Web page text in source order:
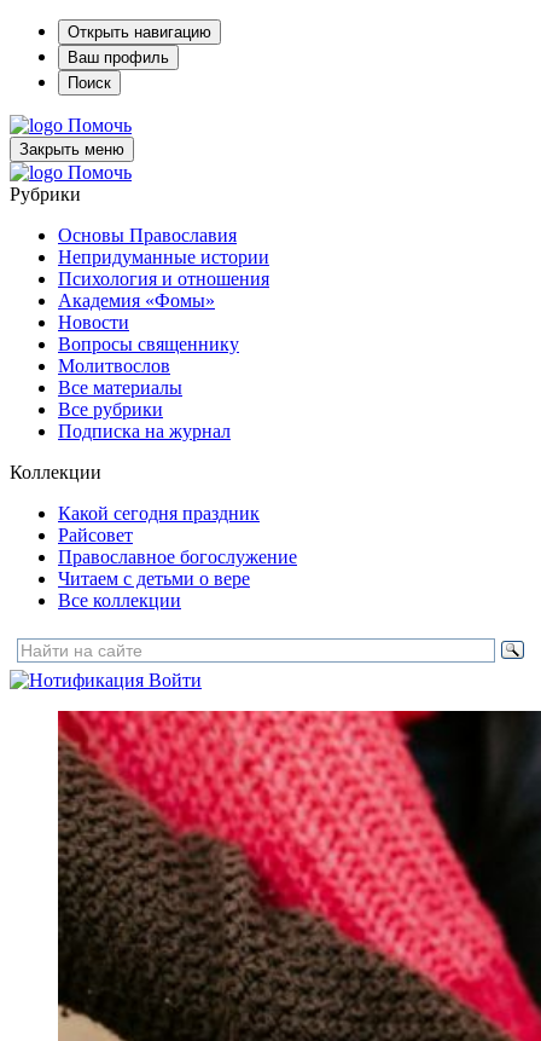
Открыть навигацию
Ваш профиль
Поиск
Помочь
Закрыть меню
Помочь
Рубрики
Основы Православия
Непридуманные истории
Психология и отношения
Академия «Фомы»
Новости
Вопросы священнику
Молитвослов
Все материалы
Все рубрики
Подписка на журнал
Коллекции
Какой сегодня праздник
Райсовет
Православное богослужение
Читаем с детьми о вере
Все коллекции
Войти